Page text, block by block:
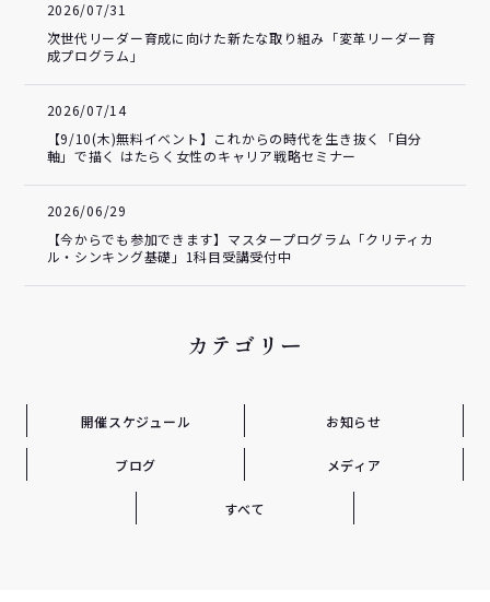
2026/07/31
次世代リーダー育成に向けた新たな取り組み「変革リーダー育
成プログラム」
2026/07/14
【9/10(木)無料イベント】これからの時代を生き抜く「自分
軸」で描く はたらく女性のキャリア戦略セミナー
2026/06/29
【今からでも参加できます】マスタープログラム「クリティカ
ル・シンキング基礎」1科目受講受付中
カテゴリー
開催スケジュール お知らせ
ブログ メディア
すべて